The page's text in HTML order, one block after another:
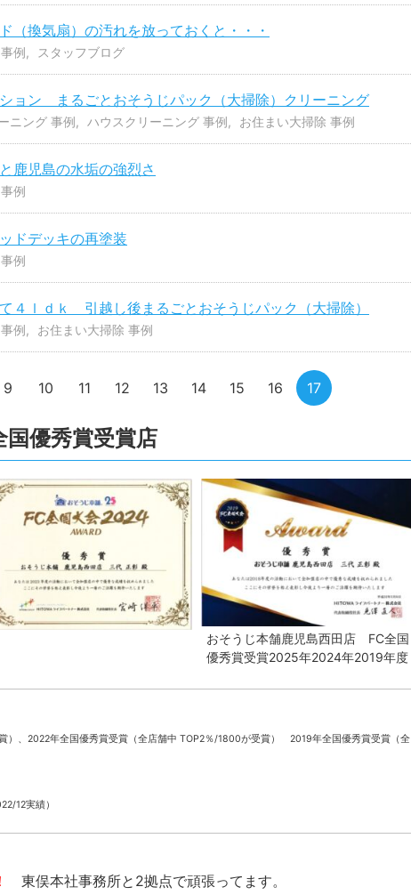
（換気扇）の汚れを放っておくと・・・
例 スタッフブログ
ョン まるごとおそうじパック（大掃除）クリーニング
ニング 事例 ハウスクリーニング 事例 お住まい大掃除 事例
鹿児島の水垢の強烈さ
例
ドデッキの再塗装
例
４ｌｄｋ 引越し後まるごとおそうじパック（大掃除）
例 お住まい大掃除 事例
9 10 11 12 13 14 15 16 17
優秀賞受賞店
おそうじ本舗鹿児島西田店 FC全国
優秀賞受賞2025年2024年2019年度
）、 2022年全国優秀賞受賞（全店舗中 TOP2％/1800が受賞） 2019年全国優秀賞受賞（全
12実績）
東俣本社事務所と2拠点で頑張ってます。